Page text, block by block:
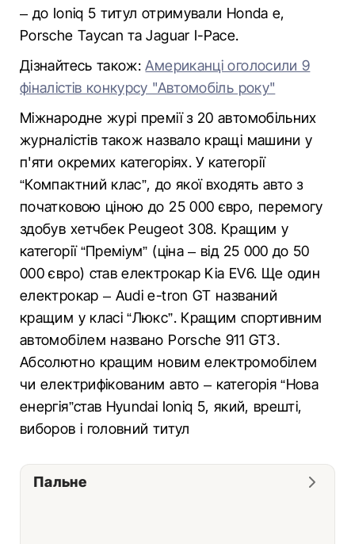
– до Ioniq 5 титул отримували Honda e,
Porsche Taycan та Jaguar I-Pace.
Дізнайтесь також:Американці оголосили 9
фіналістів конкурсу "Автомобіль року"
Міжнародне журі премії з 20 автомобільних
журналістів також назвало кращі машини у
п'яти окремих категоріях. У категорії
“Компактний клас”, до якої входять авто з
початковою ціною до 25 000 євро, перемогу
здобув хетчбек Peugeot 308. Кращим у
категорії “Преміум” (ціна – від 25 000 до 50
000 євро) став електрокар Kia EV6. Ще один
електрокар – Audi e-tron GT названий
кращим у класі “Люкс”. Кращим спортивним
автомобілем названо Porsche 911 GT3.
Абсолютно кращим новим електромобілем
чи електрифікованим авто – категорія “Нова
енергія”став Hyundai Ioniq 5, який, врешті,
виборов і головний титул
Пальне